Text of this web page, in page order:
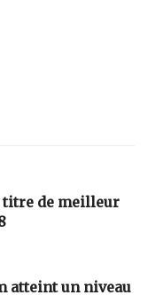
titre de meilleur
atteint un niveau